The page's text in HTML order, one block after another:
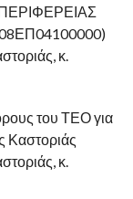
κ.
του ΤΕΟ για
Καστοριάς
κ.